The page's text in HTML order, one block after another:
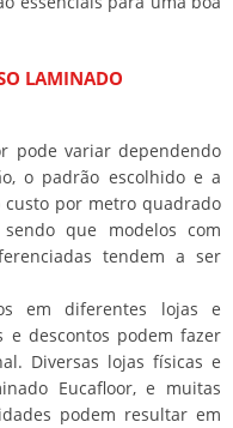
LAMINADO
pode variar dependendo
o padrão escolhido e a
por metro quadrado
que modelos com
tendem a ser
em diferentes lojas e
e descontos podem fazer
Diversas lojas físicas e
Eucafloor, e muitas
podem resultar em